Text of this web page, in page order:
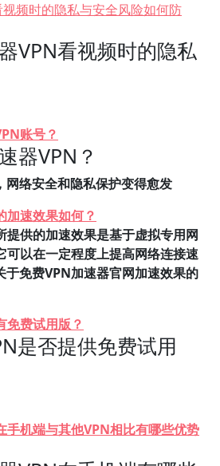
频时的隐私与安全风险如何防
VPN看视频时的隐私
账号？
器VPN？
网络安全和隐私保护变得愈发
加速效果如何？
提供的加速效果是基于虚拟专用网
可以在一定程度上提高网络连接速
于免费VPN加速器官网加速效果的
免费试用版？
是否提供免费试用
手机端与其他VPN相比有哪些优势